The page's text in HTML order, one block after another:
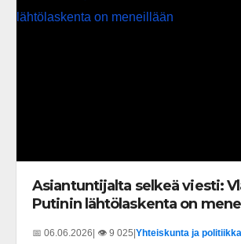
Asiantuntijalta selkeä viesti:
Putinin lähtölaskenta on
📅 06.06.2026 | 👁️ 9 025 Yhteiskunta ja politiikka